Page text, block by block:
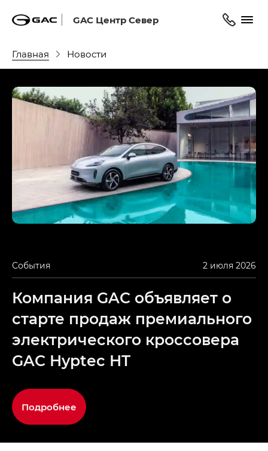
GAC Центр Север
Главная Новости
События 2 июля 2026
Компания GAC объявляет о
старте продаж премиального
электрического кроссовера
GAC Hyptec HT
Подробнее